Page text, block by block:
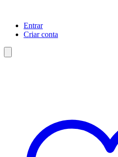
Entrar
Criar conta